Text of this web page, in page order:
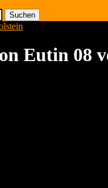
Suchen
Eutin 08